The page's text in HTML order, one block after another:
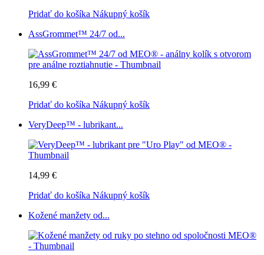
Pridať do košíka Nákupný košík
AssGrommet™ 24/7 od...
16,99 €
Pridať do košíka Nákupný košík
VeryDeep™ - lubrikant...
14,99 €
Pridať do košíka Nákupný košík
Kožené manžety od...